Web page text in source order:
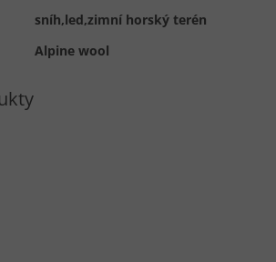
sníh,led,zimní horský terén
Alpine wool